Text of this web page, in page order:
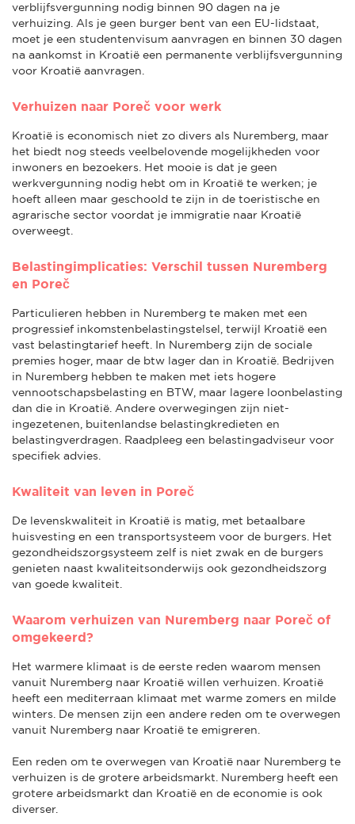
verblijfsvergunning nodig binnen 90 dagen na je
verhuizing. Als je geen burger bent van een EU-lidstaat,
moet je een studentenvisum aanvragen en binnen 30 dagen
na aankomst in Kroatië een permanente verblijfsvergunning
voor Kroatië aanvragen.
Verhuizen naar Poreč voor werk
Kroatië is economisch niet zo divers als Nuremberg, maar
het biedt nog steeds veelbelovende mogelijkheden voor
inwoners en bezoekers. Het mooie is dat je geen
werkvergunning nodig hebt om in Kroatië te werken; je
hoeft alleen maar geschoold te zijn in de toeristische en
agrarische sector voordat je immigratie naar Kroatië
overweegt.
Belastingimplicaties: Verschil tussen Nuremberg
en Poreč
Particulieren hebben in Nuremberg te maken met een
progressief inkomstenbelastingstelsel, terwijl Kroatië een
vast belastingtarief heeft. In Nuremberg zijn de sociale
premies hoger, maar de btw lager dan in Kroatië. Bedrijven
in Nuremberg hebben te maken met iets hogere
vennootschapsbelasting en BTW, maar lagere loonbelasting
dan die in Kroatië. Andere overwegingen zijn niet-
ingezetenen, buitenlandse belastingkredieten en
belastingverdragen. Raadpleeg een belastingadviseur voor
specifiek advies.
Kwaliteit van leven in Poreč
De levenskwaliteit in Kroatië is matig, met betaalbare
huisvesting en een transportsysteem voor de burgers. Het
gezondheidszorgsysteem zelf is niet zwak en de burgers
genieten naast kwaliteitsonderwijs ook gezondheidszorg
van goede kwaliteit.
Waarom verhuizen van Nuremberg naar Poreč of
omgekeerd?
Het warmere klimaat is de eerste reden waarom mensen
vanuit Nuremberg naar Kroatië willen verhuizen. Kroatië
heeft een mediterraan klimaat met warme zomers en milde
winters. De mensen zijn een andere reden om te overwegen
vanuit Nuremberg naar Kroatië te emigreren.
Een reden om te overwegen van Kroatië naar Nuremberg te
verhuizen is de grotere arbeidsmarkt. Nuremberg heeft een
grotere arbeidsmarkt dan Kroatië en de economie is ook
diverser.